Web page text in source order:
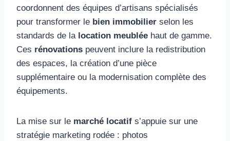
coordonnent des équipes d’artisans spécialisés
pour transformer le bien immobilier selon les
standards de la location meublée haut de gamme.
Ces rénovations peuvent inclure la redistribution
des espaces, la création d’une pièce
supplémentaire ou la modernisation complète des
équipements.
La mise sur le marché locatif s’appuie sur une
stratégie marketing rodée : photos